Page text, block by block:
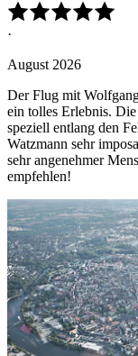
·
August 2026
Der Flug mit
ein tolles Erlebnis.
speziell entlang den
Watzmann sehr
sehr angenehmer
empfehlen!